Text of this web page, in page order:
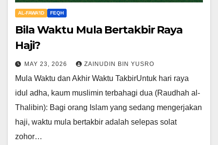
AL-FAWA'ID FEQH
Bila Waktu Mula Bertakbir Raya
Haji?
MAY 23, 2026 ZAINUDIN BIN YUSRO
Mula Waktu dan Akhir Waktu TakbirUntuk hari raya
idul adha, kaum muslimin terbahagi dua (Raudhah al-
Thalibin): Bagi orang Islam yang sedang mengerjakan
haji, waktu mula bertakbir adalah selepas solat
zohor…